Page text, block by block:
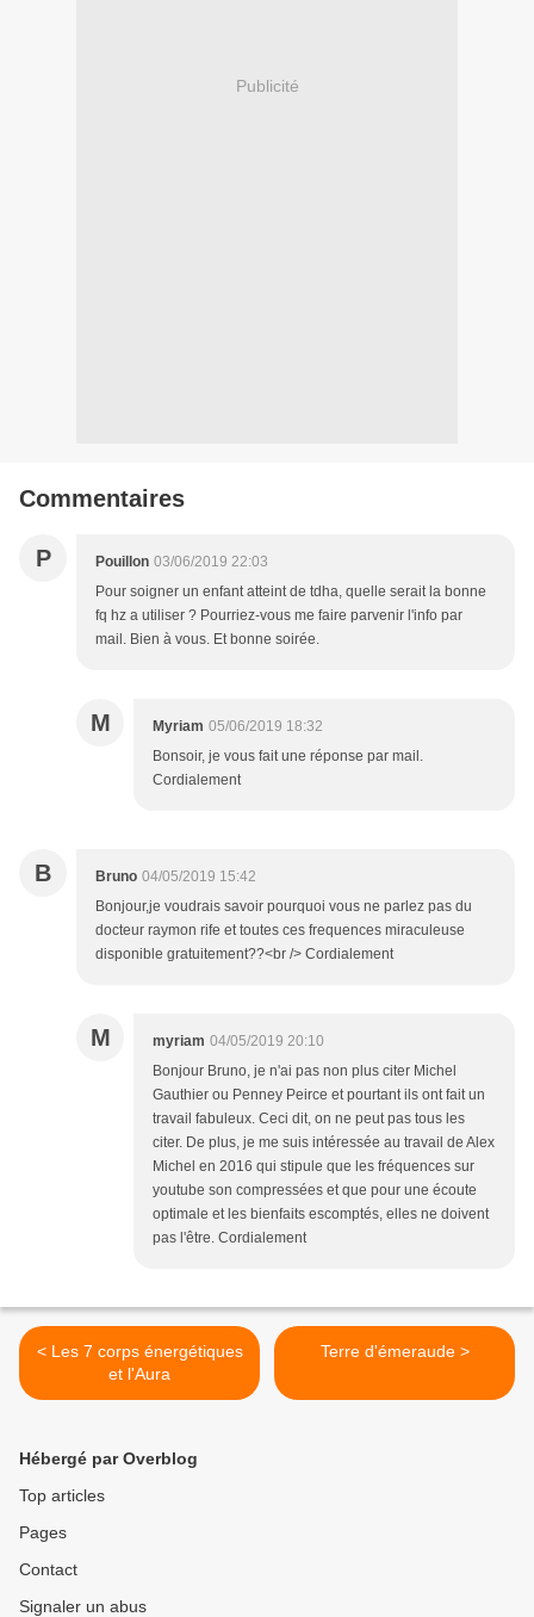
Publicité
Commentaires
P Pouillon 03/06/2019 22:03
Pour soigner un enfant atteint de tdha, quelle serait la bonne
fq hz a utiliser ? Pourriez-vous me faire parvenir l'info par
mail. Bien à vous. Et bonne soirée.
M Myriam 05/06/2019 18:32
Bonsoir, je vous fait une réponse par mail.
Cordialement
B Bruno 04/05/2019 15:42
Bonjour,je voudrais savoir pourquoi vous ne parlez pas du
docteur raymon rife et toutes ces frequences miraculeuse
disponible gratuitement??<br /> Cordialement
M myriam 04/05/2019 20:10
Bonjour Bruno, je n'ai pas non plus citer Michel
Gauthier ou Penney Peirce et pourtant ils ont fait un
travail fabuleux. Ceci dit, on ne peut pas tous les
citer. De plus, je me suis intéressée au travail de Alex
Michel en 2016 qui stipule que les fréquences sur
youtube son compressées et que pour une écoute
optimale et les bienfaits escomptés, elles ne doivent
pas l'être. Cordialement
< Les 7 corps énergétiques
et l'Aura
Terre d'émeraude >
Hébergé par Overblog
Top articles
Pages
Contact
Signaler un abus